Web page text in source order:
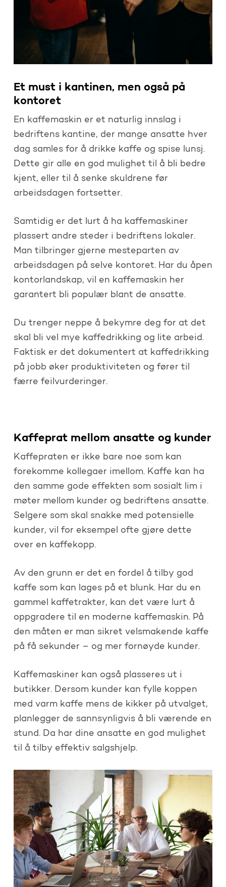
Et must i kantinen, men også på
kontoret
En kaffemaskin er et naturlig innslag i
bedriftens kantine, der mange ansatte hver
dag samles for å drikke kaffe og spise lunsj.
Dette gir alle en god mulighet til å bli bedre
kjent, eller til å senke skuldrene før
arbeidsdagen fortsetter.
Samtidig er det lurt å ha kaffemaskiner
plassert andre steder i bedriftens lokaler.
Man tilbringer gjerne mesteparten av
arbeidsdagen på selve kontoret. Har du åpen
kontorlandskap, vil en kaffemaskin her
garantert bli populær blant de ansatte.
Du trenger neppe å bekymre deg for at det
skal bli vel mye kaffedrikking og lite arbeid.
Faktisk er det dokumentert at kaffedrikking
på jobb øker produktiviteten og fører til
færre feilvurderinger.
Kaffeprat mellom ansatte og kunder
Kaffepraten er ikke bare noe som kan
forekomme kollegaer imellom. Kaffe kan ha
den samme gode effekten som sosialt lim i
møter mellom kunder og bedriftens ansatte.
Selgere som skal snakke med potensielle
kunder, vil for eksempel ofte gjøre dette
over en kaffekopp.
Av den grunn er det en fordel å tilby god
kaffe som kan lages på et blunk. Har du en
gammel kaffetrakter, kan det være lurt å
oppgradere til en moderne kaffemaskin. På
den måten er man sikret velsmakende kaffe
på få sekunder – og mer fornøyde kunder.
Kaffemaskiner kan også plasseres ut i
butikker. Dersom kunder kan fylle koppen
med varm kaffe mens de kikker på utvalget,
planlegger de sannsynligvis å bli værende en
stund. Da har dine ansatte en god mulighet
til å tilby effektiv salgshjelp.